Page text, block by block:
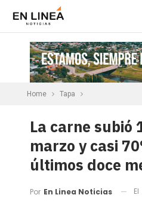
Home Tapa
La carne subió
marzo y casi
últimos doce
Por En Linea Noticias El